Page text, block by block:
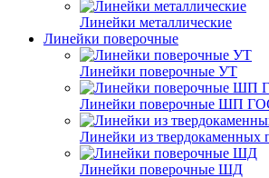
Линейки металлические
Линейки поверочные
Линейки поверочные УТ
Линейки поверочные ШП
Линейки из твердокаменных
Линейки поверочные ШД